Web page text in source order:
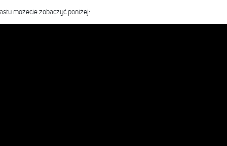
możecie zobaczyć poniżej: